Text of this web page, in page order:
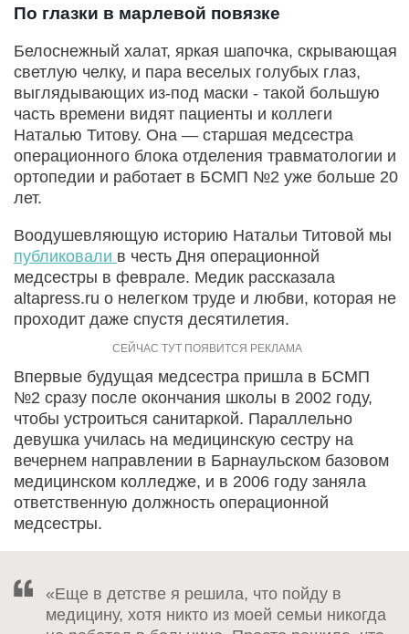
По глазки в марлевой повязке
Белоснежный халат, яркая шапочка, скрывающая
светлую челку, и пара веселых голубых глаз,
выглядывающих из-под маски - такой большую
часть времени видят пациенты и коллеги
Наталью Титову. Она — старшая медсестра
операционного блока отделения травматологии и
ортопедии и работает в БСМП №2 уже больше 20
лет.
Воодушевляющую историю Натальи Титовой мы
публиковали в честь Дня операционной
медсестры в феврале. Медик рассказала
altapress.ru о нелегком труде и любви, которая не
проходит даже спустя десятилетия.
Впервые будущая медсестра пришла в БСМП
№2 сразу после окончания школы в 2002 году,
чтобы устроиться санитаркой. Параллельно
девушка училась на медицинскую сестру на
вечернем направлении в Барнаульском базовом
медицинском колледже, и в 2006 году заняла
ответственную должность операционной
медсестры.
«Еще в детстве я решила, что пойду в
медицину, хотя никто из моей семьи никогда